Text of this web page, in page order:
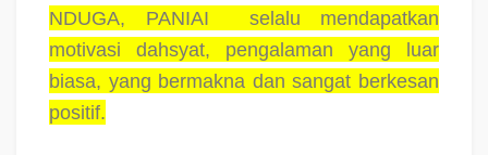
NDUGA, PANIAI
selalu mendapatkan
motivasi dahsyat, pengalaman yang luar
biasa, yang bermakna dan sangat berkesan
positif.